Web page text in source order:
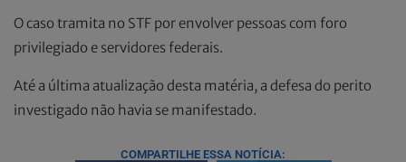
O caso tramita no STF por envolver pessoas com foro
privilegiado e servidores federais.
Até a última atualização desta matéria, a defesa do perito
investigado não havia se manifestado.
COMPARTILHE ESSA NOTÍCIA: